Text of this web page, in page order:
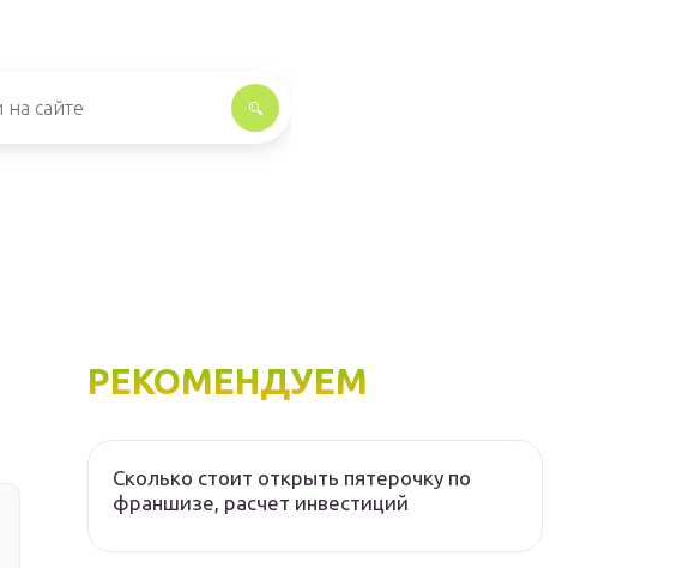
РЕКОМЕНДУЕМ
Сколько стоит открыть пятерочку по
франшизе, расчет инвестиций